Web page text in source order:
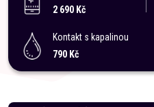
Kontakt s kapalinou
790 Kč
2 690 Kč